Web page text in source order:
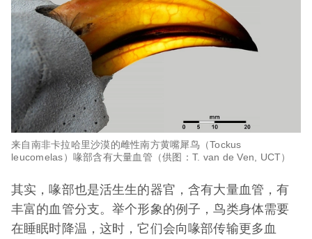
来自南非卡拉哈里沙漠的雌性南方黄嘴犀鸟（Tockus
leucomelas）喙部含有大量血管（供图：T. van de Ven, UCT）
其实，喙部也是活生生的器官，含有大量血管，有
丰富的血管分支。举个形象的例子，鸟类身体需要
在睡眠时降温，这时，它们会向喙部传输更多血